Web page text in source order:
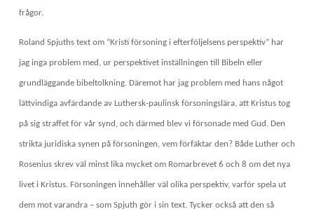
frågor.
Roland Spjuths text om ”Kristi försoning i efterföljelsens perspektiv” har
jag inga problem med, ur perspektivet inställningen till Bibeln eller
grundläggande bibeltolkning. Däremot har jag problem med hans något
lättvindiga avfärdande av Luthersk-paulinsk försoningslära, att Kristus tog
på sig straffet för vår synd, och därmed blev vi försonade med Gud. Den
strikta juridiska synen på försoningen, vem förfäktar den? Både Luther och
Rosenius skrev väl minst lika mycket om Romarbrevet 6 och 8 om det nya
livet i Kristus. Försoningen innehåller väl olika perspektiv, varför spela ut
dem mot varandra – som Spjuth gör i sin text. Tycker också att den så